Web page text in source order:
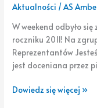
Aktualności /AS
W weekend odbyło
roczniku 2011! Na
Reprezentantów
jest doceniana przez
Dowiedz się więcej »